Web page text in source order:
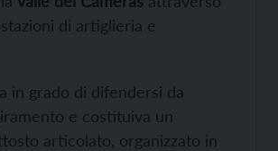
di artiglieria e
in grado di difendersi da
e costituiva un
articolato, organizzato in